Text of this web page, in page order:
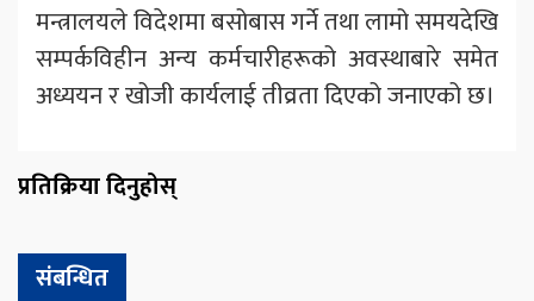
मन्त्रालयले विदेशमा बसोबास गर्ने तथा लामो समयदेखि
सम्पर्कविहीन अन्य कर्मचारीहरूको अवस्थाबारे समेत
अध्ययन र खोजी कार्यलाई तीव्रता दिएको जनाएको छ।
प्रतिक्रिया दिनुहोस्
संबन्धित